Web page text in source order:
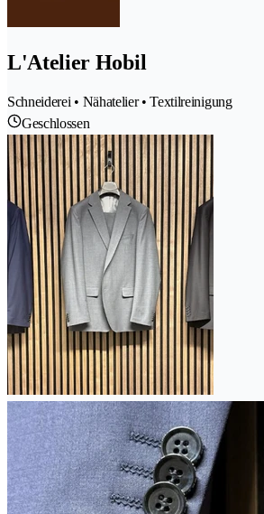
L'Atelier Hobil
Schneiderei • Nähatelier • Textilreinigung
Geschlossen